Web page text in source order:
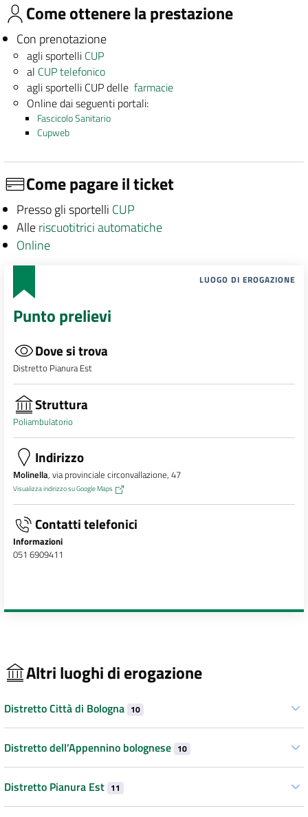
Come ottenere la prestazione
Con prenotazione
agli sportelli CUP
al CUP telefonico
agli sportelli CUP dellefarmacie
Online dai seguenti portali:
Fascicolo Sanitario
Cupweb
Come pagare il ticket
Presso gli sportelli CUP
Alleriscuotitrici automatiche
Online
LUOGO DI EROGAZIONE
Punto prelievi
Dove si trova
Distretto Pianura Est
Struttura
Poliambulatorio
Indirizzo
Molinella, via provinciale circonvallazione, 47
Visualizza indirizzo su Google Maps
Contatti telefonici
Informazioni
051 6909411
Altri luoghi di erogazione
Distretto Città di Bologna 10
Distretto dell’Appennino bolognese 10
Distretto Pianura Est 11